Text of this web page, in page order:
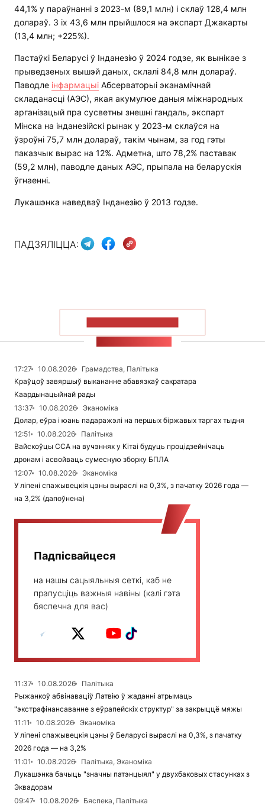
44,1% у параўнанні з 2023-м (89,1 млн) і склаў 128,4 млн
долараў. З іх 43,6 млн прыйшлося на экспарт Джакарты
(13,4 млн; +225%).
Пастаўкі Беларусі ў Інданезію ў 2024 годзе, як вынікае з
прыведзеных вышэй даных, склалі 84,8 млн долараў.
Паводле інфармацыі Абсерваторыі эканамічнай
складанасці (АЭС), якая акумулюе даныя міжнародных
арганізацый пра сусветны знешні гандаль, экспарт
Мінска на інданезійскі рынак у 2023-м склаўся на
ўзроўні 75,7 млн долараў, такім чынам, за год гэты
паказчык вырас на 12%. Адметна, што 78,2% паставак
(59,2 млн), паводле даных АЭС, прыпала на беларускія
ўгнаенні.
Лукашэнка наведваў Інданезію ў 2013 годзе.
ПАДЗЯЛІЦЦА:
17:27 10.08.2026
Грамадства, Палітыка
Краўцоў завяршыў выкананне абавязкаў сакратара
Каардынацыйнай рады
13:37
10.08.2026
Эканоміка
Долар, еўра і юань падаражэлі на першых біржавых таргах тыдня
12:51
10.08.2026
Палітыка
Вайскоўцы ССА на вучэннях у Кітаі будуць процідзейнічаць
дронам і асвойваць сумесную зборку БПЛА
12:07
10.08.2026
Эканоміка
У ліпені спажывецкія цэны выраслі на 0,3%, з пачатку 2026 года —
на 3,2% (дапоўнена)
Падпісвайцеся
на нашы сацыяльныя сеткі, каб не
прапусціць важныя навіны (калі гэта
бяспечна для вас)
11:37 10.08.2026
Палітыка
Рыжанкоў абвінаваціў Латвію ў жаданні атрымаць
"экстрафінансаванне з еўрапейскіх структур" за закрыццё мяжы
11:11
10.08.2026
Эканоміка
У ліпені спажывецкія цэны ў Беларусі выраслі на 0,3%, з пачатку
2026 года — на 3,2%
11:01
10.08.2026
Палітыка, Эканоміка
Лукашэнка бачыць "значны патэнцыял" у двухбаковых стасунках з
Эквадорам
09:47
10.08.2026
Бяспека, Палітыка